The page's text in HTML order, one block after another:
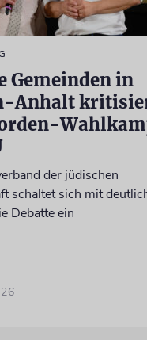
Gemeinden in
Anhalt
der jüdischen
schaltet sich mit
Debatte ein